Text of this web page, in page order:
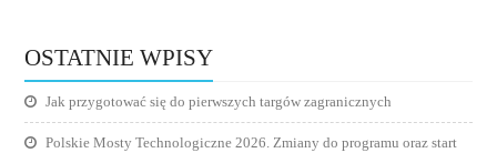
OSTATNIE WPISY
Jak przygotować się do pierwszych targów zagranicznych
Polskie Mosty Technologiczne 2026. Zmiany do programu oraz start